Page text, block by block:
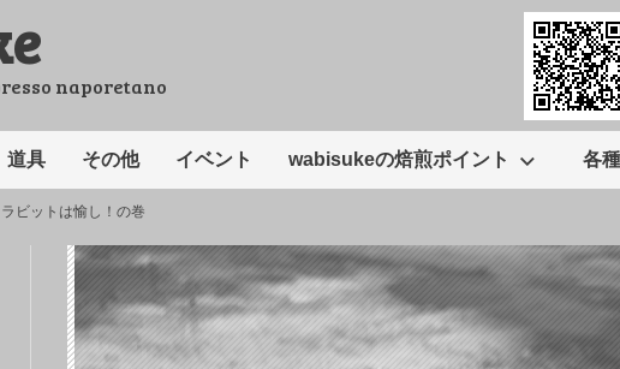
naporetano
道具 その他 イベント wabisukeの焙煎ポイント 各
ラビットは愉し！の巻